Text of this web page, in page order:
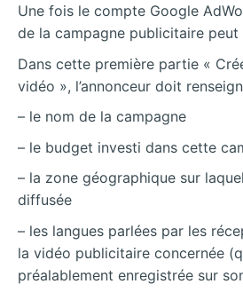
Une fois le compte Google
de la campagne publicitaire peut
Dans cette première partie «
vidéo », l’annonceur doit
– le nom de la campagne
– le budget investi dans cette
– la zone géographique sur
diffusée
– les langues parlées par les
la vidéo publicitaire concernée
préalablement enregistrée sur